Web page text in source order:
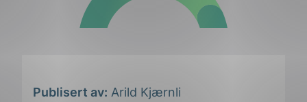
Publisert av: Arild Kjærnli